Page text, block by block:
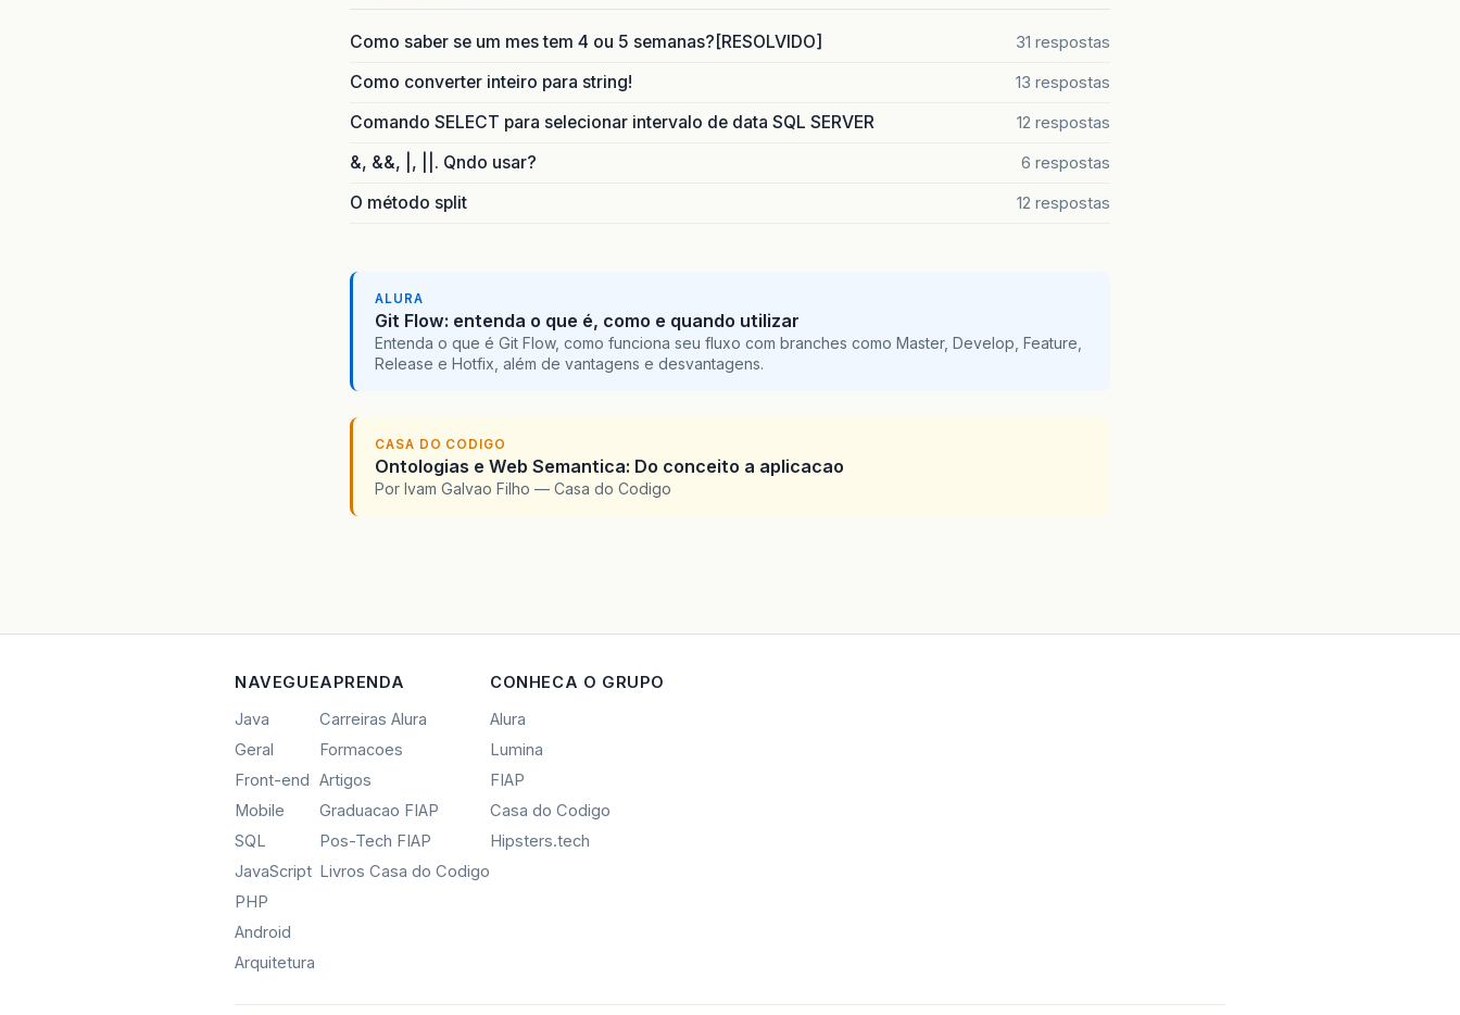
Como saber se um mes tem 4 ou 5 semanas?[RESOLVIDO] 31 respostas
Como converter inteiro para string! 13 respostas
Comando SELECT para selecionar intervalo de data SQL SERVER 12 respostas
&, &&, |, ||. Qndo usar? 6 respostas
O método split 12 respostas
ALURA
Git Flow: entenda o que é, como e quando utilizar
Entenda o que é Git Flow, como funciona seu fluxo com branches como Master, Develop, Feature,
Release e Hotfix, além de vantagens e desvantagens.
CASA DO CODIGO
Ontologias e Web Semantica: Do conceito a aplicacao
Por Ivam Galvao Filho — Casa do Codigo
NAVEGUE
Java
Geral
Front-end
Mobile
SQL
JavaScript
PHP
Android
Arquitetura
APRENDA
Carreiras Alura
Formacoes
Artigos
Graduacao FIAP
Pos-Tech FIAP
Livros Casa do Codigo
CONHECA O GRUPO
Alura
Lumina
FIAP
Casa do Codigo
Hipsters.tech